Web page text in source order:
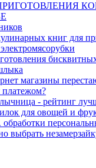
книг для
магазины
- рейтинг
для овощей и
выбрать